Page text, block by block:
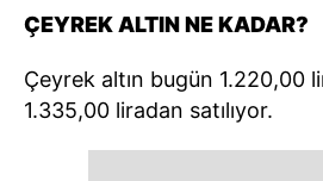
ÇEYREK ALTIN NE KADAR?
Çeyrek altın bugün 1.220,00
1.335,00 liradan satılıyor.